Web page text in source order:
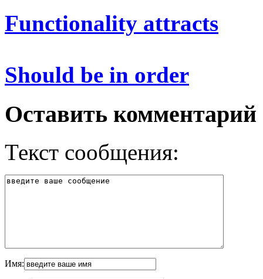
Functionality attracts
Should be in order
Оставить комментарий
Текст сообщения:
Имя: